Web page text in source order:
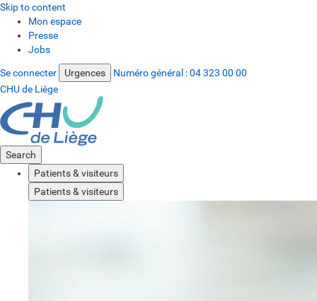
Skip to content
Mon espace
Presse
Jobs
Se connecter Urgences Numéro général :04 323 00 00
CHU de Liège
Search
Patients & visiteurs
Patients & visiteurs